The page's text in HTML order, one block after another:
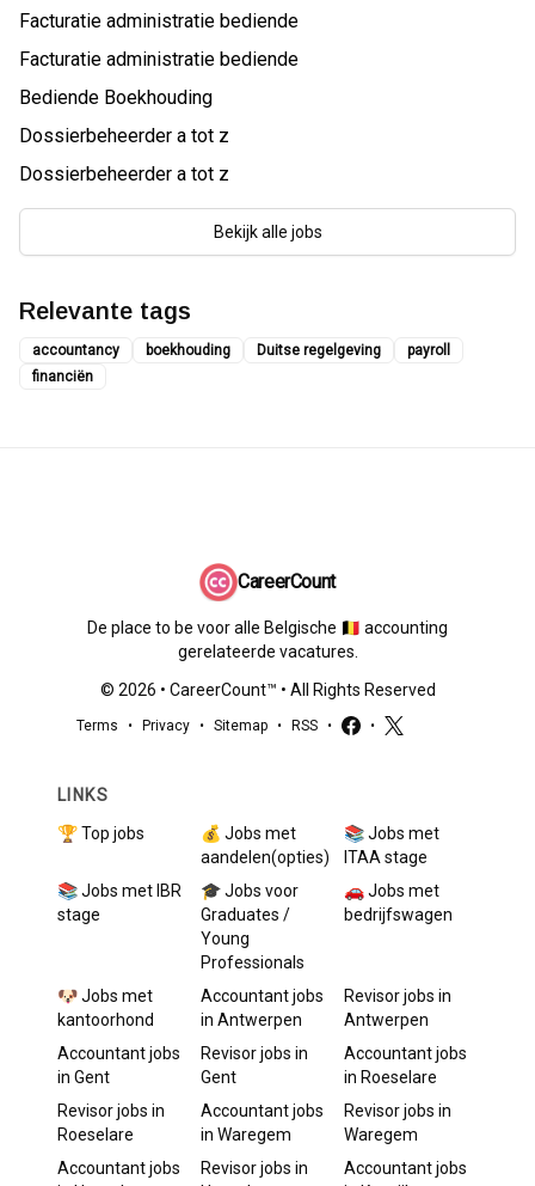
Facturatie administratie bediende
Facturatie administratie bediende
Bediende Boekhouding
Dossierbeheerder a tot z
Dossierbeheerder a tot z
Bekijk alle jobs
Relevante tags
accountancy boekhouding Duitse regelgeving
payroll
financiën
CareerCount
De place to be voor alle Belgische 🇧🇪 accounting
gerelateerde vacatures.
© 2026 • CareerCount™ • All Rights Reserved
Terms • Privacy • Sitemap • RSS • •
LINKS
🏆 Top jobs
💰 Jobs met
aandelen(opties)
📚 Jobs met
ITAA stage
📚 Jobs met IBR
stage
🎓 Jobs voor
Graduates /
Young
Professionals
🚗 Jobs met
bedrijfswagen
🐶 Jobs met
kantoorhond
Accountantjobs
in Antwerpen
Revisorjobs in
Antwerpen
Accountantjobs
in Gent
Revisorjobs in
Gent
Accountantjobs
in Roeselare
Revisorjobs in
Roeselare
Accountantjobs
in Waregem
Revisorjobs in
Waregem
Accountantjobs
Revisorjobs in
Accountantjobs